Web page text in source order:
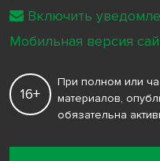
16+
При полном или
материалов,
обязательна
Включить
Мобильная версия